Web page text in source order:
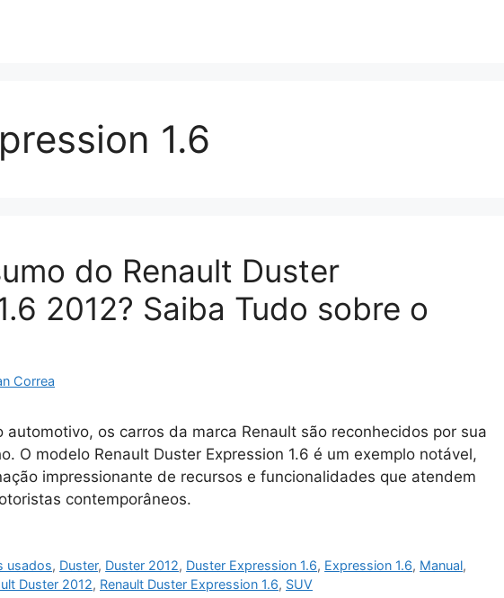
1.6
do Renault Duster
2012? Saiba Tudo sobre o
Correa
automotivo, os carros da marca Renault são reconhecidos por sua
O modelo Renault Duster Expression 1.6 é um exemplo notável,
impressionante de recursos e funcionalidades que atendem
contemporâneos.
usados, Duster, Duster 2012, Duster Expression 1.6, Expression 1.6, Manual,
Duster 2012, Renault Duster Expression 1.6, SUV